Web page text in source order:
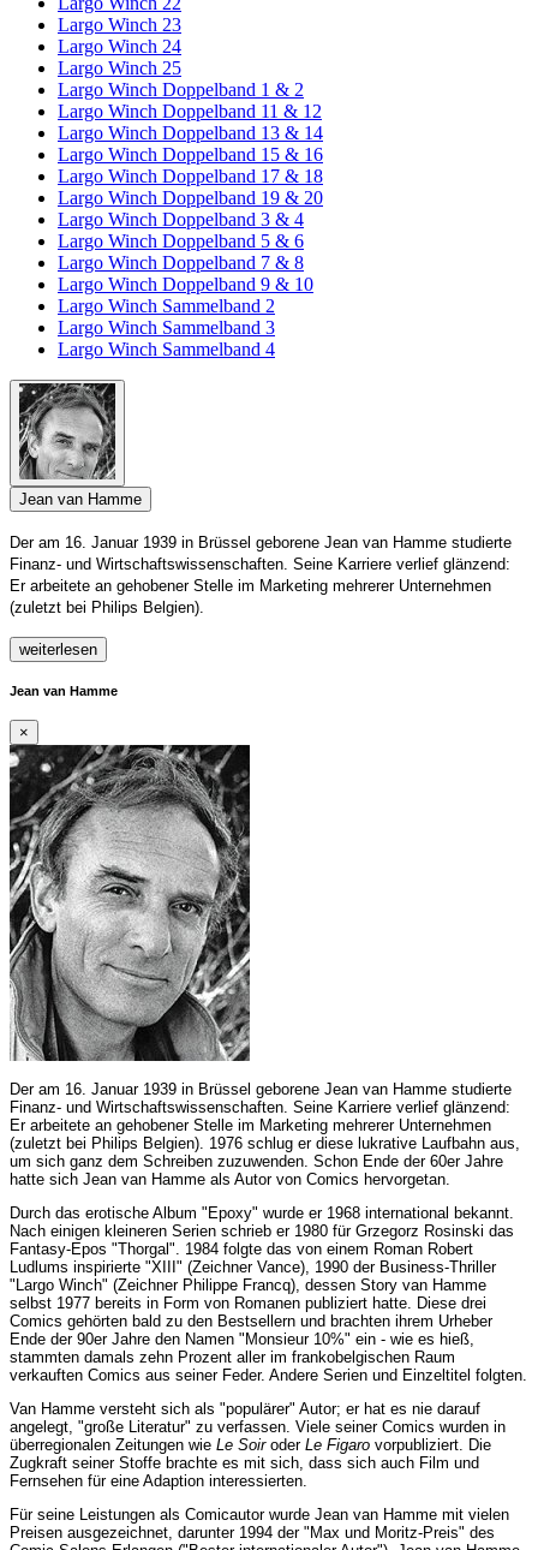
Largo Winch 23
Largo Winch 24
Largo Winch 25
Largo Winch Doppelband 1 & 2
Largo Winch Doppelband 11 & 12
Largo Winch Doppelband 13 & 14
Largo Winch Doppelband 15 & 16
Largo Winch Doppelband 17 & 18
Largo Winch Doppelband 19 & 20
Largo Winch Doppelband 3 & 4
Largo Winch Doppelband 5 & 6
Largo Winch Doppelband 7 & 8
Largo Winch Doppelband 9 & 10
Largo Winch Sammelband 2
Largo Winch Sammelband 3
Largo Winch Sammelband 4
Jean van Hamme
Der am 16. Januar 1939 in Brüssel geborene Jean van Hamme studierte
Finanz- und Wirtschaftswissenschaften. Seine Karriere verlief glänzend:
Er arbeitete an gehobener Stelle im Marketing mehrerer Unternehmen
(zuletzt bei Philips Belgien).
weiterlesen
Jean van Hamme
×
Der am 16. Januar 1939 in Brüssel geborene Jean van Hamme studierte
Finanz- und Wirtschaftswissenschaften. Seine Karriere verlief glänzend:
Er arbeitete an gehobener Stelle im Marketing mehrerer Unternehmen
(zuletzt bei Philips Belgien). 1976 schlug er diese lukrative Laufbahn aus,
um sich ganz dem Schreiben zuzuwenden. Schon Ende der 60er Jahre
hatte sich Jean van Hamme als Autor von Comics hervorgetan.
Durch das erotische Album "Epoxy" wurde er 1968 international bekannt.
Nach einigen kleineren Serien schrieb er 1980 für Grzegorz Rosinski das
Fantasy-Epos "Thorgal". 1984 folgte das von einem Roman Robert
Ludlums inspirierte "XIII" (Zeichner Vance), 1990 der Business-Thriller
"Largo Winch" (Zeichner Philippe Francq), dessen Story van Hamme
selbst 1977 bereits in Form von Romanen publiziert hatte. Diese drei
Comics gehörten bald zu den Bestsellern und brachten ihrem Urheber
Ende der 90er Jahre den Namen "Monsieur 10%" ein - wie es hieß,
stammten damals zehn Prozent aller im frankobelgischen Raum
verkauften Comics aus seiner Feder. Andere Serien und Einzeltitel folgten.
Van Hamme versteht sich als "populärer" Autor; er hat es nie darauf
angelegt, "große Literatur" zu verfassen. Viele seiner Comics wurden in
überregionalen Zeitungen wie Le Soiroder Le Figaro vorpubliziert. Die
Zugkraft seiner Stoffe brachte es mit sich, dass sich auch Film und
Fernsehen für eine Adaption interessierten.
Für seine Leistungen als Comicautor wurde Jean van Hamme mit vielen
Preisen ausgezeichnet, darunter 1994 der "Max und Moritz-Preis" des